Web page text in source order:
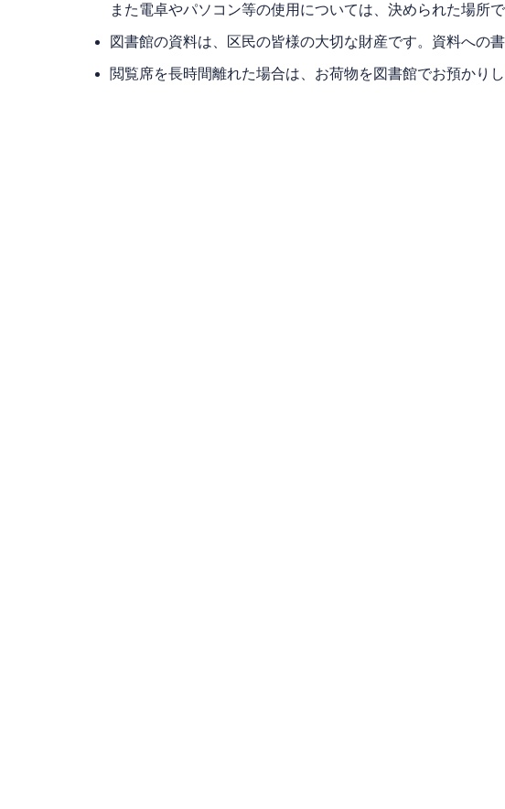
また電卓やパソコン等の使用については、決められた場所
図書館の資料は、区民の皆様の大切な財産です。資料への
閲覧席を長時間離れた場合は、お荷物を図書館でお預かり